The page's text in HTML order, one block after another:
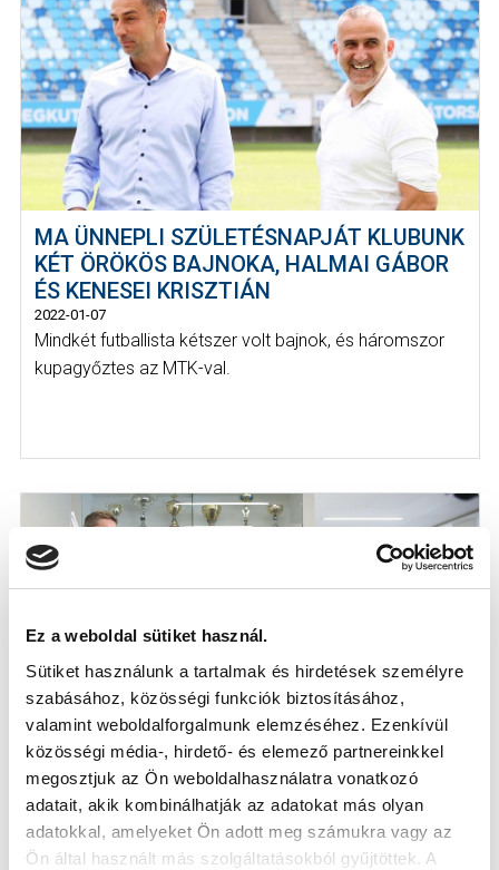
Ez a weboldal sütiket használ.
Sütiket használunk a tartalmak és hirdetések személyre
szabásához, közösségi funkciók biztosításához,
valamint weboldalforgalmunk elemzéséhez. Ezenkívül
közösségi média-, hirdető- és elemező partnereinkkel
megosztjuk az Ön weboldalhasználatra vonatkozó
adatait, akik kombinálhatják az adatokat más olyan
adatokkal, amelyeket Ön adott meg számukra vagy az
Ön által használt más szolgáltatásokból gyűjtöttek. A
MA ÜNNEPLI SZÜLETÉSNAPJÁT KLUBUNK
KÉT ÖRÖKÖS BAJNOKA, HALMAI GÁBOR
ÉS KENESEI KRISZTIÁN
2022-01-07
Mindkét futballista kétszer volt bajnok, és háromszor
kupagyőztes az MTK-val.
VOLT JÁTÉKOSAINK ÉS VEZETŐEDZŐNK
IS RÉSZT VETT A “GAME CHANGERS” C.
KIÁLLÍTÁS MEGNYITÓJÁN
2021-12-08